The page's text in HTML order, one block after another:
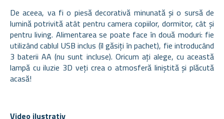
De aceea, va fi o piesă decorativă minunată și o sursă de
lumină potrivită atât pentru camera copiilor, dormitor, cât și
pentru living. Alimentarea se poate face în două moduri: fie
utilizând cablul USB inclus (îl găsiți în pachet), fie introducând
3 baterii AA (nu sunt incluse). Oricum ați alege, cu această
lampă cu iluzie 3D veți crea o atmosferă liniștită și plăcută
acasă!
Video ilustrativ